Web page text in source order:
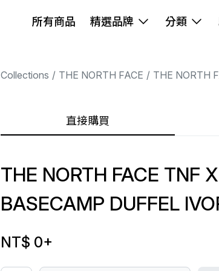
所有商品 精選品牌 分類
Collections THE NORTH FACE THE NORTH
直接購買
THE NORTH FACE TNF
BASECAMP DUFFEL
NT$ 0+